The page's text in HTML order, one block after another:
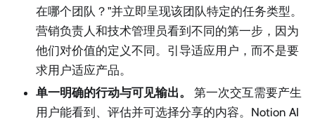
在哪个团队？"并立即呈现该团队特定的任务类型。
营销负责人和技术管理员看到不同的第一步，因为
他们对价值的定义不同。引导适应用户，而不是要
求用户适应产品。
单一明确的行动与可见输出。
第一次交互需要产生
用户能看到、评估并可选择分享的内容。Notion AI